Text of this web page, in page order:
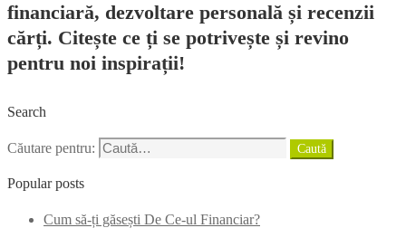
financiară, dezvoltare personală și recenzii
cărți. Citește ce ți se potrivește și revino
pentru noi inspirații!
Search
Căutare pentru: Caută
Popular posts
Cum să-ți găsești De Ce-ul Financiar?